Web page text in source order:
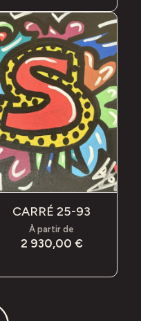
CARRÉ 25-93
À partir de
2 930,00 €